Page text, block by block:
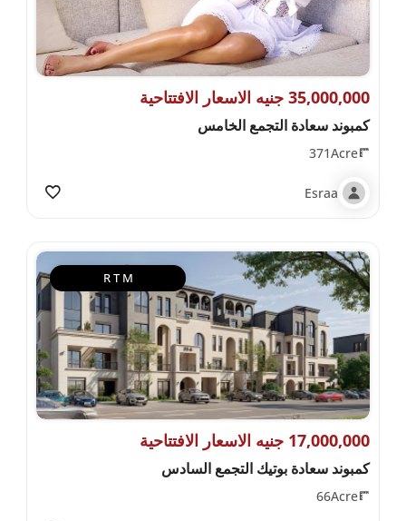
35,000,000 جنيه الاسعار الافتتاحية
كمبوند سعادة التجمع الخامس
371Acre
Esraa
R T M
17,000,000 جنيه الاسعار الافتتاحية
كمبوند سعادة بوتيك التجمع السادس
66Acre